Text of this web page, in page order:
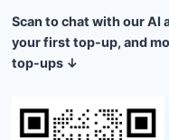
Scan to chat with our AI
your first top-up, and
top-ups ↓